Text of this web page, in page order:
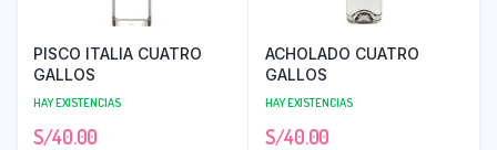
PISCO ITALIA CUATRO
GALLOS
HAY EXISTENCIAS
S/40.00
ACHOLADO CUATRO
GALLOS
HAY EXISTENCIAS
S/40.00